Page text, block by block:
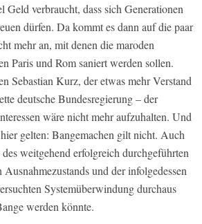
Geld verbraucht, dass sich Generationen
dürfen. Da kommt es dann auf die paar
mehr an, mit denen die maroden
Paris und Rom saniert werden sollen.
Sebastian Kurz, der etwas mehr Verstand
deutsche Bundesregierung – der
wäre nicht mehr aufzuhalten. Und
gelten: Bangemachen gilt nicht. Auch
weitgehend erfolgreich durchgeführten
und der infolgedessen
Systemüberwindung durchaus
werden könnte.